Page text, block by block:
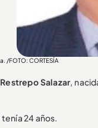
/FOTO: CORTESÍA
Salazar,
24 años.